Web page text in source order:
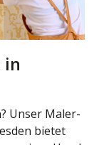
in
Unser Maler-
bietet